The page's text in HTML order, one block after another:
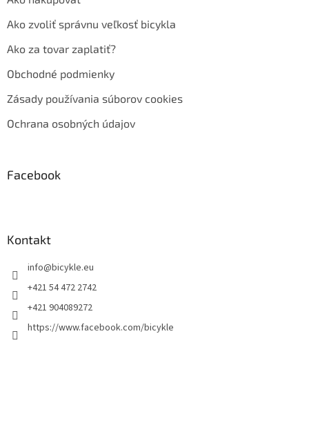
Ako zvoliť správnu veľkosť bicykla
Ako za tovar zaplatiť?
Obchodné podmienky
Zásady používania súborov cookies
Ochrana osobných údajov
Facebook
Kontakt
info@bicykle.eu
+421 54 472 2742
+421 904089272
https://www.facebook.com/bicykle